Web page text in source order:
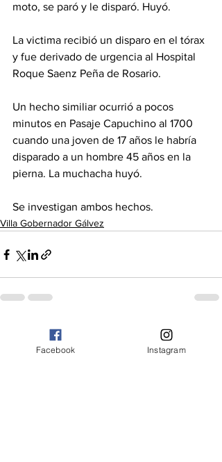
moto, se paró y le disparó. Huyó.
La victima recibió un disparo en el tórax
y fue derivado de urgencia al Hospital
Roque Saenz Peña de Rosario.
Un hecho similiar ocurrió a pocos
minutos en Pasaje Capuchino al 1700
cuando una joven de 17 años le habría
disparado a un hombre 45 años en la
pierna. La muchacha huyó.
Se investigan ambos hechos.
Villa Gobernador Gálvez
Entradas recientes
Facebook Instagram